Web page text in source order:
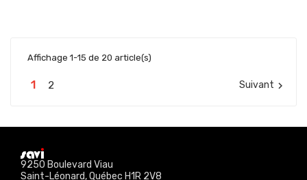
Affichage 1-15 de 20 article(s)
1 2 Suivant 
9250 Boulevard Viau
Saint-Léonard, Québec H1R 2V8